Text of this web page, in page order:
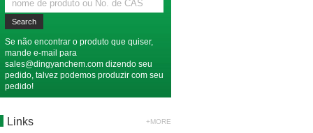
Se não encontrar o produto que quiser,
mande e-mail para
sales@dingyanchem.com dizendo seu
pedido, talvez podemos produzir com seu
pedido!
Links +MORE